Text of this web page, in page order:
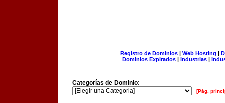
Registro de Dominios| Web Hosting |
Dominios Expirados | Industrias |
Categorías de Dominio:
[Pág.